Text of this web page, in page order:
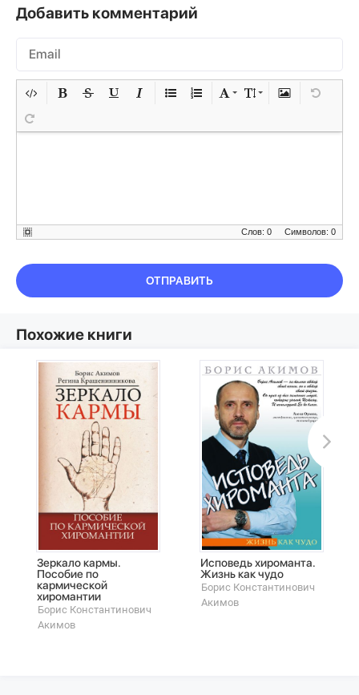
Добавить комментарий
Символов: 0
Слов: 0
ОТПРАВИТЬ
Похожие книги
Зеркало кармы.
Пособие по
кармической
хиромантии
Борис Константинович
Акимов
Исповедь хироманта.
Жизнь как чудо
Борис Константинович
Акимов